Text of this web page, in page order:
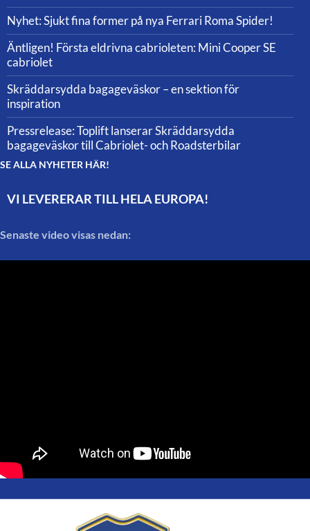
Nyhet: Sjukt fina former på nya Ferrari Roma Spider!
Äntligen! Första eldrivna cabrioleten: Mini Cooper SE
cabriolet
Skräddarsydda bagageväskor – en sektion för
inspiration
Pressrelease: Toplift lanserar Skräddarsydda
bagageväskor till Cabriolet- och Roadsterbilar
SE ALLA NYHETER HÄR!
VI LEVERERAR TILL HELA EUROPA!
Senaste video visas nedan: